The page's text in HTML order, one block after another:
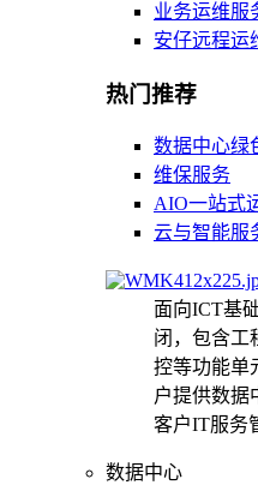
业务运维服
安仔远程运
热门推荐
数据中心绿
维保服务
AIO一站式
云与智能服
面向ICT基
闭，包含工
控等功能单
户提供数据
客户IT服务
数据中心